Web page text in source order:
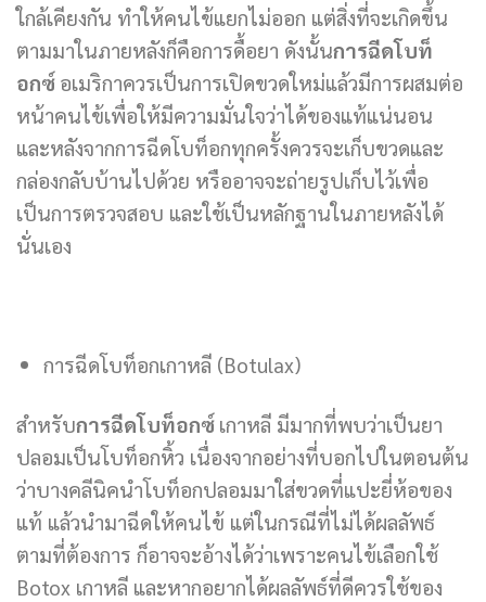
ใกล้เคียงกัน ทำให้คนไข้แยกไม่ออก แต่สิ่งที่จะเกิดขึ้น
ตามมาในภายหลังก็คือการดื้อยา ดังนั้นการฉีดโบท็
อกซ์ อเมริกาควรเป็นการเปิดขวดใหม่แล้วมีการผสมต่อ
หน้าคนไข้เพื่อให้มีความมั่นใจว่าได้ของแท้แน่นอน
และหลังจากการฉีดโบท็อกทุกครั้งควรจะเก็บขวดและ
กล่องกลับบ้านไปด้วย หรืออาจจะถ่ายรูปเก็บไว้เพื่อ
เป็นการตรวจสอบ และใช้เป็นหลักฐานในภายหลังได้
นั่นเอง
การฉีดโบท็อกเกาหลี (Botulax)
สำหรับการฉีดโบท็อกซ์ เกาหลี มีมากที่พบว่าเป็นยา
ปลอมเป็นโบท็อกหิ้ว เนื่องจากอย่างที่บอกไปในตอนต้น
ว่าบางคลีนิคนำโบท็อกปลอมมาใส่ขวดที่แปะยี่ห้อของ
แท้ แล้วนำมาฉีดให้คนไข้ แต่ในกรณีที่ไม่ได้ผลลัพธ์
ตามที่ต้องการ ก็อาจจะอ้างได้ว่าเพราะคนไข้เลือกใช้
Botox เกาหลี และหากอยากได้ผลลัพธ์ที่ดีควรใช้ของ